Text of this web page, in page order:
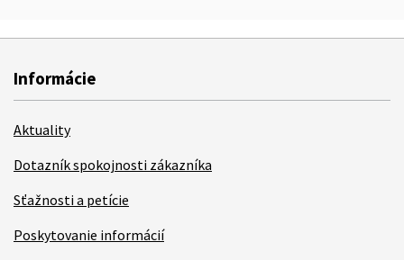
Informácie
Aktuality
Dotazník spokojnosti zákazníka
Sťažnosti a petície
Poskytovanie informácií